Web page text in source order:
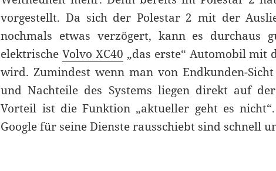
vorgestellt. Da sich der Polestar 2 mit der
nochmals etwas verzögert, kann es durchaus
elektrischeVolvo XC40 „das erste“ Automobil mit
wird. Zumindest wenn man von Endkunden-
und Nachteile des Systems liegen direkt auf
Vorteil ist die Funktion „aktueller geht es
Google für seine Dienste rausschiebt sind schnell